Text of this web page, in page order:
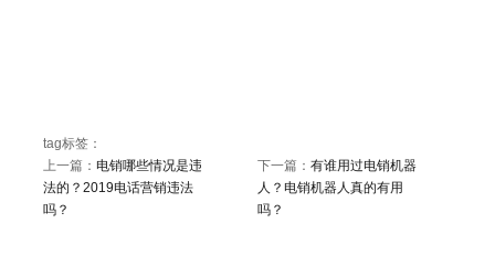
tag标签：
上一篇： 电销哪些情况是违
法的？2019电话营销违法
吗？
下一篇： 有谁用过电销机器
人？电销机器人真的有用
吗？